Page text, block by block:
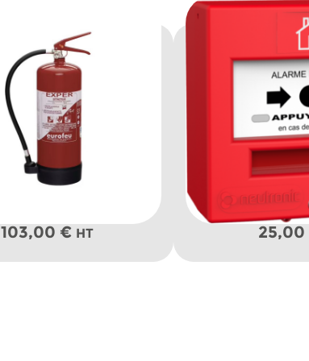
103,00 € HT 25,00